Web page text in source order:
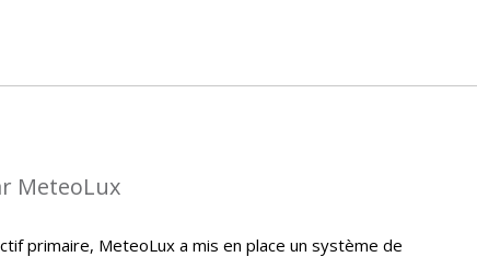
MeteoLux
primaire, MeteoLux a mis en place un système de